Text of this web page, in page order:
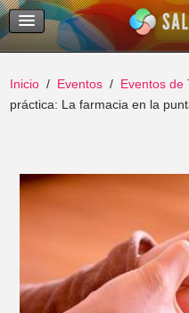
Temas Recientes
Buscar
Inicio Eventos Eventos de
práctica: La farmacia en la